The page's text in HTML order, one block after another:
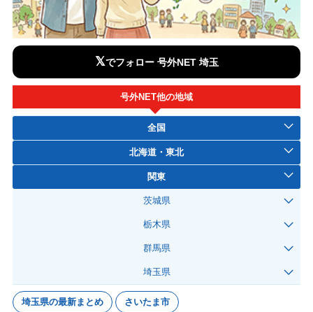
𝕏でフォロー 号外NET 埼玉
号外NET他の地域
全国
北海道・東北
関東
茨城県
栃木県
群馬県
埼玉県
埼玉県の最新まとめ さいたま市